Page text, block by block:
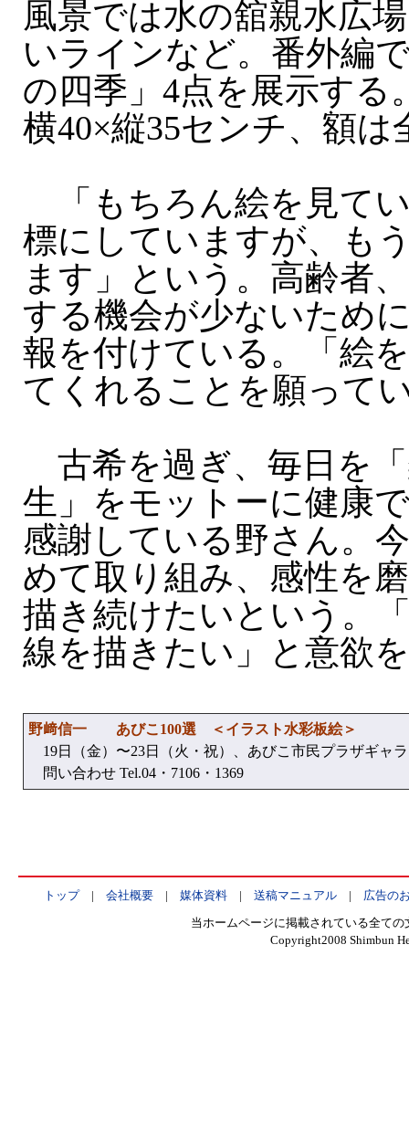
風景では水の舘親水広
いラインなど。番外編
の四季」4点を展示する
横40×縦35センチ、額は
「もちろん絵を見て
標にしていますが、も
ます」という。高齢者
する機会が少ないため
報を付けている。「絵
てくれることを願って
古希を過ぎ、毎日を
生」をモットーに健康
感謝している野さん。
めて取り組み、感性を
描き続けたいという。
線を描きたい」と意欲
野﨑信一 あびこ100選 ＜イラスト水彩板絵＞
19日（金）〜23日（火・祝）、あびこ市民プラザギャ
問い合わせ Tel.04・7106・1369
トップ| 会社概要| 媒体資料| 送稿マニュアル| 広告の
当ホームページに掲載されている全て
Copyright2008 Shimbun